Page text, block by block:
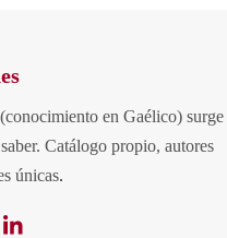
en Gaélico) surge
Catálogo propio, autores
únicas.
Pinterest